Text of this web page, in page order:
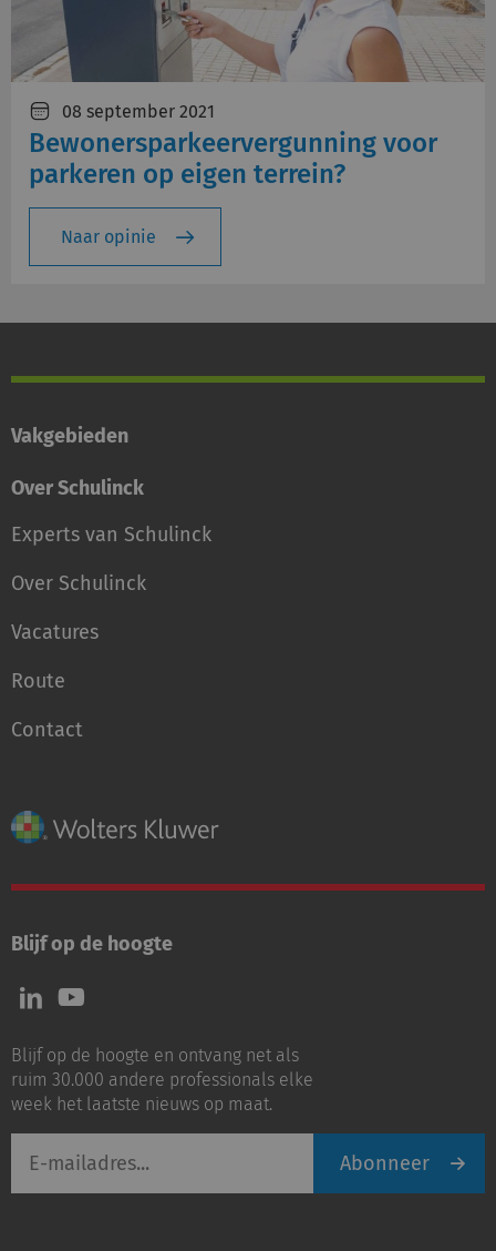
08 september 2021
Bewonersparkeervergunning voor
parkeren op eigen terrein?
Naar opinie
Vakgebieden
Over Schulinck
Experts van Schulinck
Over Schulinck
Vacatures
Route
Contact
Blijf op de hoogte
Volg
ons
LinkedIn
Volg
ons
Youtube
Blijf op de hoogte en ontvang net als
ruim 30.000 andere professionals elke
week het laatste nieuws op maat.
mailadres
Abonneer